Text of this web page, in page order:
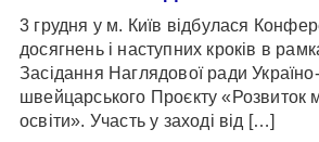
3 грудня у м. Київ відбулася
досягнень і наступних кроків в
Засідання Наглядової ради Україно-
швейцарського Проєкту «Розвиток
освіти». Участь у заході від […]